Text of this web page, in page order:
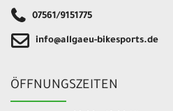
07561/9151775
info@allgaeu-bikesports.de
ÖFFNUNGSZEITEN